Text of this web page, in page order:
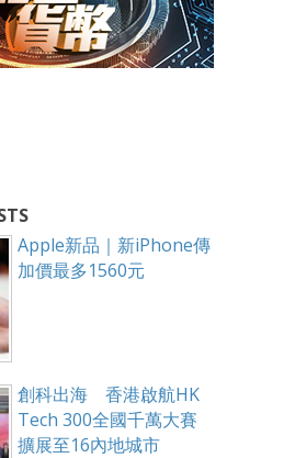
Apple新品｜新iPhone傳
加價最多1560元
創科出海 香港啟航HK
Tech 300全國千萬大賽
擴展至16內地城市